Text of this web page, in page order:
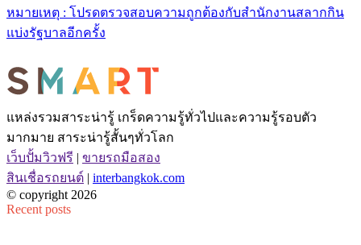
หมายเหตุ : โปรดตรวจสอบความถูกต้องกับสำนักงานสลากกิน
แบ่งรัฐบาลอีกครั้ง
แหล่งรวมสาระน่ารู้ เกร็ดความรู้ทั่วไปและความรู้รอบตัว
มากมาย สาระน่ารู้สั้นๆทั่วโลก
เว็บปั้มวิวฟรี | ขายรถมือสอง
สินเชื่อรถยนต์ | interbangkok.com
© copyright 2026
Recent posts